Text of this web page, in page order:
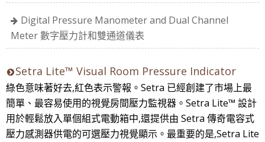
Digital Pressure Manometer and Dual Channel
Meter 數字壓力計和雙通道儀表
Setra Lite™ Visual Room Pressure Indicator
綠色意味著好去,紅色表示警報。Setra 已經創建了市場上最
簡單、最容易使用的視覺房間壓力監視器。Setra Lite™ 設計
用於輕鬆放入單個組式電動箱中,還提供由 Setra 傳奇電容式
壓力感測器供電的可選壓力視覺顯示。最重要的是,Setra Lite